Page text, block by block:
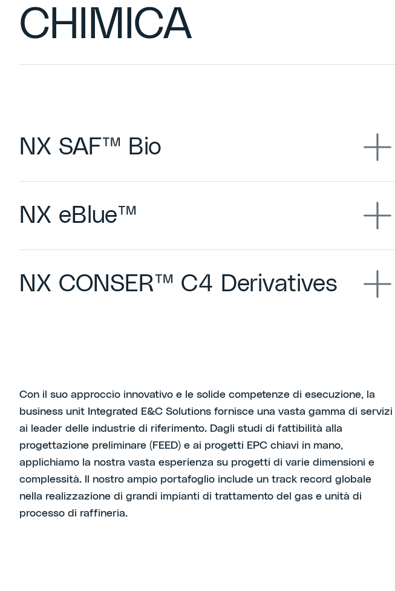
CHIMICA
NX SAF™ Bio
NX eBlue™
NX CONSER™ C4 Derivatives
Con il suo approccio innovativo e le solide competenze di esecuzione, la
business unit Integrated E&C Solutions fornisce una vasta gamma di servizi
ai leader delle industrie di riferimento. Dagli studi di fattibilità alla
progettazione preliminare (FEED) e ai progetti EPC chiavi in mano,
applichiamo la nostra vasta esperienza su progetti di varie dimensioni e
complessità. Il nostro ampio portafoglio include un track record globale
nella realizzazione di grandi impianti di trattamento del gas e unità di
processo di raffineria.